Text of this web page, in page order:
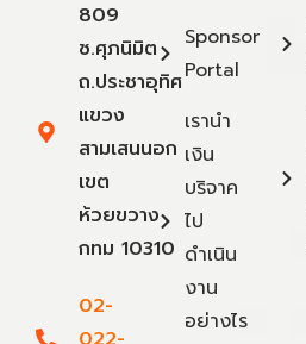
809
ซ.ศุภนิมิต
ถ.ประชาอุทิศ
แขวง
สามเสนนอก
เขต
ห้วยขวาง
กทม 10310
02-
Sponsor
Portal
เรานำ
เงิน
บริจาค
ไป
ดำเนิน
งาน
อย่างไร